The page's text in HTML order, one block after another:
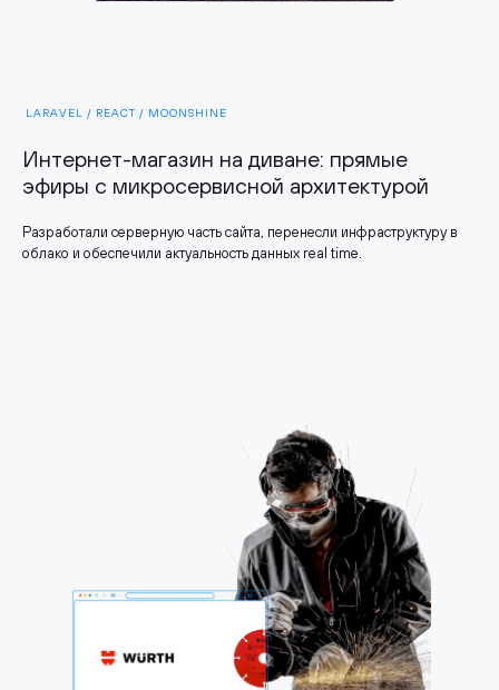
LARAVEL / REACT / MOONSHINE
Интернет-магазин на диване: прямые
эфиры с микросервисной архитектурой
Разработали серверную часть сайта, перенесли инфраструктуру в
облако и обеспечили актуальность данных real time.